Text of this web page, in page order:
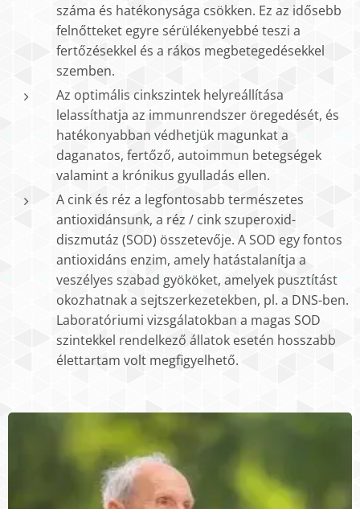
száma és hatékonysága csökken. Ez az idősebb
felnőtteket egyre sérülékenyebbé teszi a
fertőzésekkel és a rákos megbetegedésekkel
szemben.
Az optimális cinkszintek helyreállítása
lelassíthatja az immunrendszer öregedését, és
hatékonyabban védhetjük magunkat a
daganatos, fertőző, autoimmun betegségek
valamint a krónikus gyulladás ellen.
A cink és réz a legfontosabb természetes
antioxidánsunk, a réz / cink szuperoxid-
diszmutáz (SOD) összetevője. A SOD egy fontos
antioxidáns enzim, amely hatástalanítja a
veszélyes szabad gyököket, amelyek pusztítást
okozhatnak a sejtszerkezetekben, pl. a DNS-ben.
Laboratóriumi vizsgálatokban a magas SOD
szintekkel rendelkező állatok esetén hosszabb
élettartam volt megfigyelhető.